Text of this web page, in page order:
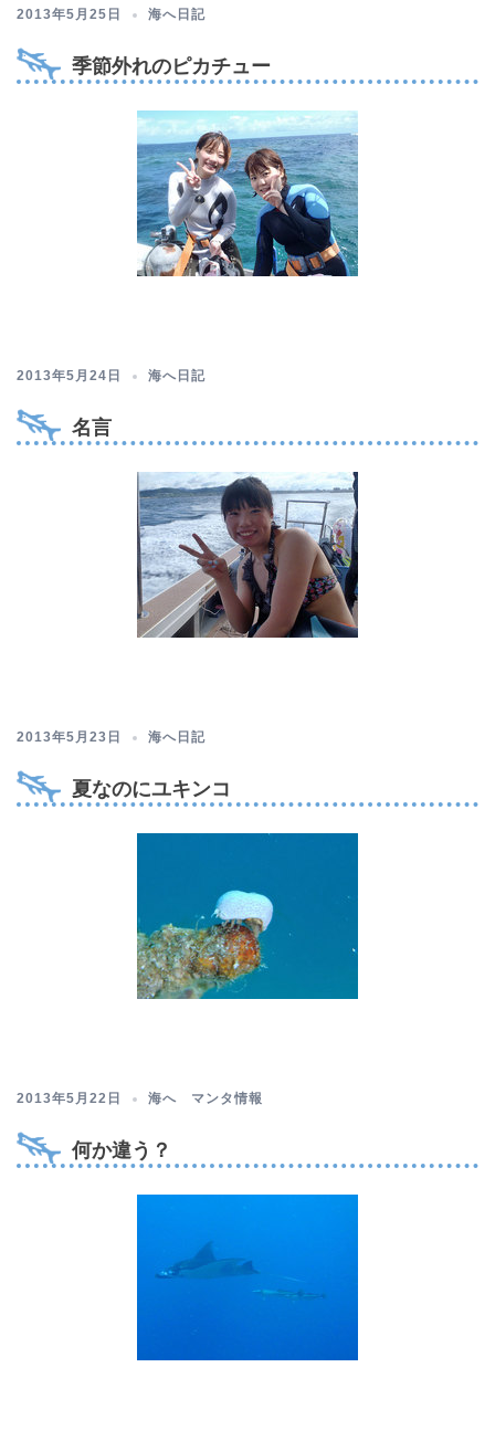
2013年5月25日 海へ日記
季節外れのピカチュー
2013年5月24日 海へ日記
名言
2013年5月23日 海へ日記
夏なのにユキンコ
2013年5月22日 海へ マンタ情報
何か違う？